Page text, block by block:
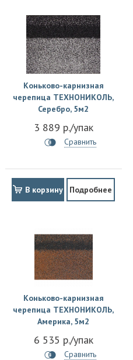
Коньково-карнизная
черепица ТЕХНОНИКОЛЬ,
Серебро, 5м2
3 889 р./упак
Сравнить
В корзину Подробнее
Коньково-карнизная
черепица ТЕХНОНИКОЛЬ,
Америка, 5м2
6 535 р./упак
Сравнить